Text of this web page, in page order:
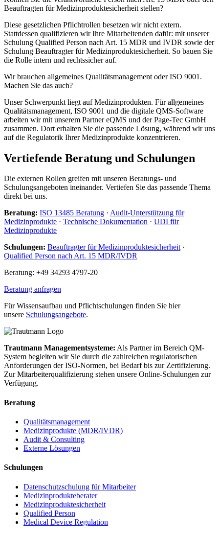
Beauftragten für Medizinproduktesicherheit stellen?
Diese gesetzlichen Pflichtrollen besetzen wir nicht extern.
Stattdessen qualifizieren wir Ihre Mitarbeitenden dafür: mit unserer
Schulung Qualified Person nach Art. 15 MDR und IVDR sowie der
Schulung Beauftragter für Medizinproduktesicherheit. So bauen Sie
die Rolle intern und rechtssicher auf.
Wir brauchen allgemeines Qualitätsmanagement oder ISO 9001.
Machen Sie das auch?
Unser Schwerpunkt liegt auf Medizinprodukten. Für allgemeines
Qualitätsmanagement, ISO 9001 und die digitale QMS-Software
arbeiten wir mit unserem Partner eQMS und der Page-Tec GmbH
zusammen. Dort erhalten Sie die passende Lösung, während wir uns
auf die Regulatorik Ihrer Medizinprodukte konzentrieren.
Vertiefende Beratung und Schulungen
Die externen Rollen greifen mit unseren Beratungs- und
Schulungsangeboten ineinander. Vertiefen Sie das passende Thema
direkt bei uns.
Beratung: ISO 13485 Beratung · Audit-Unterstützung für
Medizinprodukte · Technische Dokumentation · UDI für
Medizinprodukte
Schulungen: Beauftragter für Medizinproduktesicherheit·
Qualified Person nach Art. 15 MDR/IVDR
Beratung: +49 34293 4797-20
Beratung anfragen
Für Wissensaufbau und Pflichtschulungen finden Sie hier
unsere Schulungsangebote.
Trautmann Managementsysteme: Als Partner im Bereich QM-
System begleiten wir Sie durch die zahlreichen regulatorischen
Anforderungen der ISO-Normen, bei Bedarf bis zur Zertifizierung.
Zur Mitarbeiterqualifizierung stehen unsere Online-Schulungen zur
Verfügung.
Beratung
Qualitätsmanagement
Medizinprodukte (MDR/IVDR)
Audit & Consulting
Externe Lösungen
Schulungen
Datenschutzschulung für Mitarbeiter
Medizinprodukteberater
Medizinproduktesicherheit
Qualified Person
Medical Device Regulation